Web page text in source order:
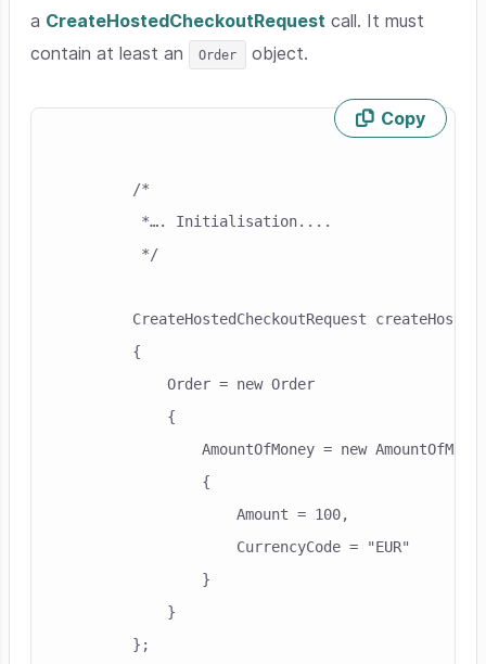
a CreateHostedCheckoutRequest call. It must
contain at least an
Order object.
Copy
        /*
         *…. Initialisation....
         */
CreateHostedCheckoutRequest
        {
            Order = new Order
            {
AmountOfMoney = new
                {
                    Amount = 100,
                    CurrencyCode = "EUR"
                }
            }
        };